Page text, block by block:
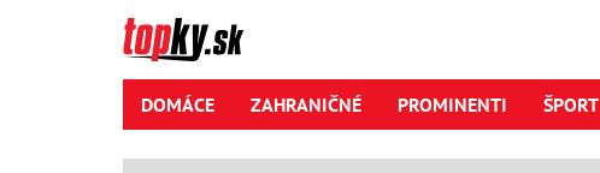
DOMÁCE ZAHRANIČNÉ PROMINENTI ŠPORT